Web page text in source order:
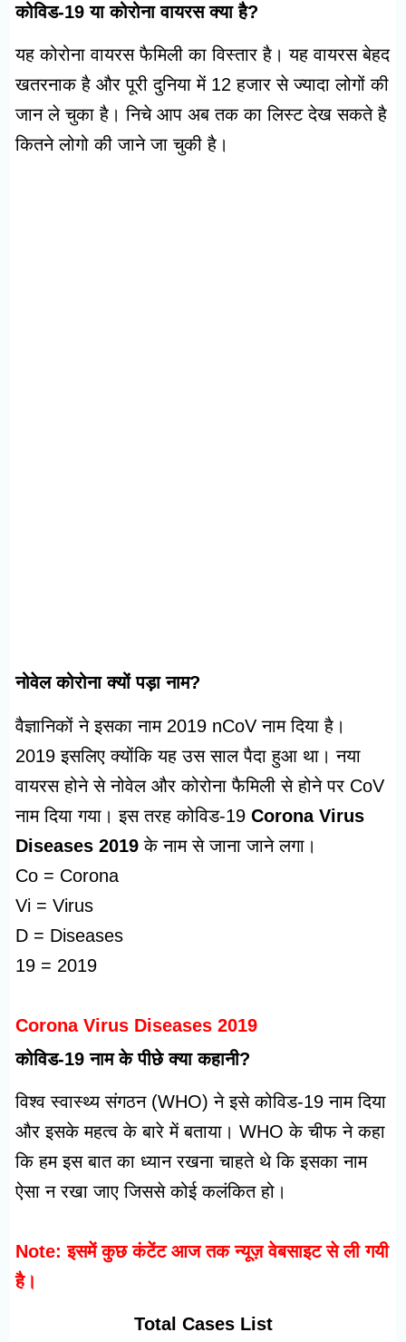
कोविड-19 या कोरोना वायरस क्या है?
यह कोरोना वायरस फैमिली का विस्तार है। यह वायरस बेहद
खतरनाक है और पूरी दुनिया में 12 हजार से ज्यादा लोगों की
जान ले चुका है। निचे आप अब तक का लिस्ट देख सकते है
कितने लोगो की जाने जा चुकी है।
नोवेल कोरोना क्यों पड़ा नाम?
वैज्ञानिकों ने इसका नाम 2019 nCoV नाम दिया है।
2019 इसलिए क्योंकि यह उस साल पैदा हुआ था। नया
वायरस होने से नोवेल और कोरोना फैमिली से होने पर CoV
नाम दिया गया। इस तरह कोविड-19Corona Virus
Diseases 2019 के नाम से जाना जाने लगा।
Co = Corona
Vi = Virus
D = Diseases
19 = 2019
Corona Virus Diseases 2019
कोविड-19 नाम के पीछे क्या कहानी?
विश्व स्वास्थ्य संगठन (WHO) ने इसे कोविड-19 नाम दिया
और इसके महत्व के बारे में बताया। WHO के चीफ ने कहा
कि हम इस बात का ध्यान रखना चाहते थे कि इसका नाम
ऐसा न रखा जाए जिससे कोई कलंकित हो।
Note: इसमें कुछ कंटेंट आज तक न्यूज़ वेबसाइट से ली गयी
है।
Total Cases List